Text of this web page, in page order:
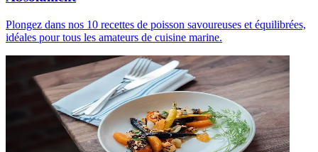
Plongez dans nos 10 recettes de poisson savoureuses et équilibrées,
idéales pour tous les amateurs de cuisine marine.